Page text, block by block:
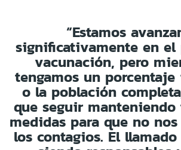
“Estamos
significativamente en el
vacunación, pero
tengamos un
o la población
que seguir manteniendo
medidas para que no
los contagios. El